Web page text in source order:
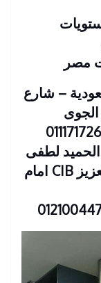
مصر
السعودية – شارع
الجوى
شارع عبد الحميد لطفى
– متفرع من البطل احمد عبد العزيز CIB امام